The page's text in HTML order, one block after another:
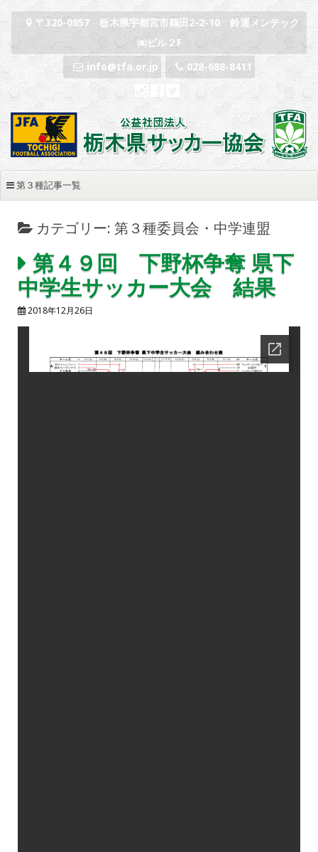
コンテンツへスキップ
〒320-0857 栃木県宇都宮市鶴田2-2-10 鈴運メンテック
㈱ビル２F
info@tfa.or.jp
028-688-8411
第３種記事一覧
カテゴリー: 第３種委員会・中学連盟
第４９回 下野杯争奪 県下
中学生サッカー大会 結果
2018年12月26日